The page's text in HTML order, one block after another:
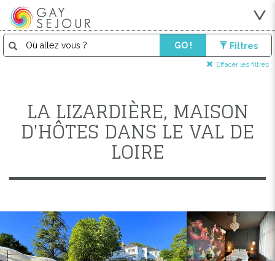
GO ! Filtres
Effacer les filtres
LA LIZARDIÈRE, MAISON
D'HÔTES DANS LE VAL DE
LOIRE